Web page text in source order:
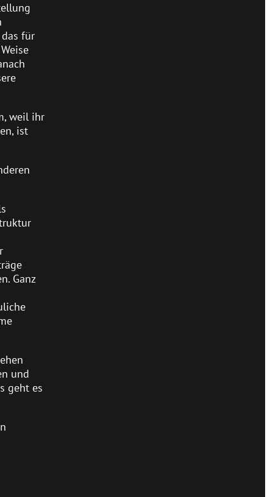
für
weil ihr
ist
Ganz
und
geht es